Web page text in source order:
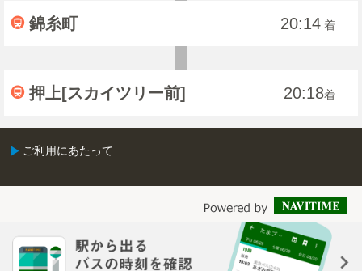
錦糸町 20:14 着
押上[スカイツリー前] 20:18着
ご利用にあたって